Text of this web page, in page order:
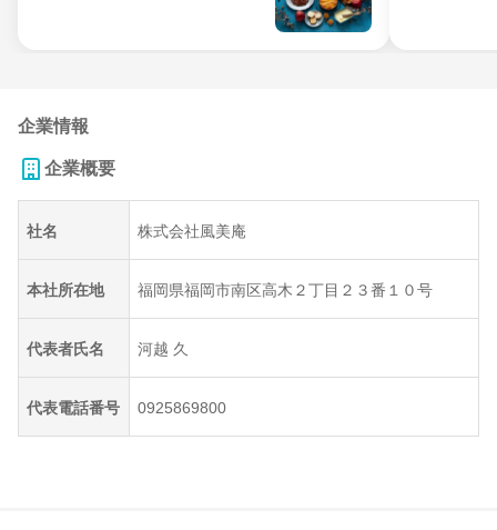
企業情報
企業概要
社名 株式会社風美庵
本社所在地 福岡県福岡市南区高木２丁目２３番１０号
代表者氏名 河越 久
代表電話番号 0925869800